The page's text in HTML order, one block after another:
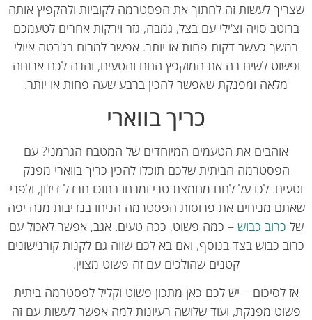
לעשות זה לחתוך את הפסטרמה לקוביות ולהקפיץ אותה
סויה וצ'ילי עם בצל, גמבה, גזר וירקות אחרים לטעמכם
כעשר דקות פחות או יותר. אפשר למרוח בג'בטה איולי
לשים בה את המוקפץ החם והטעים, והנה לכם ארוחה
מלאה ומפנקת שאפשר להכין ברבע שעה פחות או יותר.
כריך בווארי
אוהבים את הטעמים המיוחדים של המטבח הגרמני? עם
הפסטרמה הביתית שלכם תוכלו להכין כריך בווארי מפנק
לכו על לחם מחמצת טרי ומרחו בתוכו חרדל דיז'ון, ולפני
מניחים את פרוסות הפסטרמה הניחו בנדיבות מנה יפה
כרוב כבוש– כמה פשוט, ככה טעים. אגב, אפשר לאכול עם
כבוש בצד בנוסף, ואם בא לכם שווה גם לקנות קורנישונים
קטנים שהולכים עם זה פשוט מצוין.
לסיכום – יש לכם כאן מתכון פשוט וקליל לפסטרמה ביתית
מפנקת, ועוד שלושה רעיונות למה אפשר לעשות עם זה